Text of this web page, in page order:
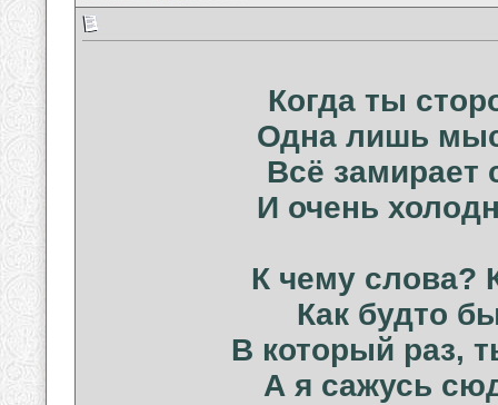
Когда ты
Одна лишь
Всё замирает
И очень
К чему слова?
Как будто
В который раз,
А я сажусь